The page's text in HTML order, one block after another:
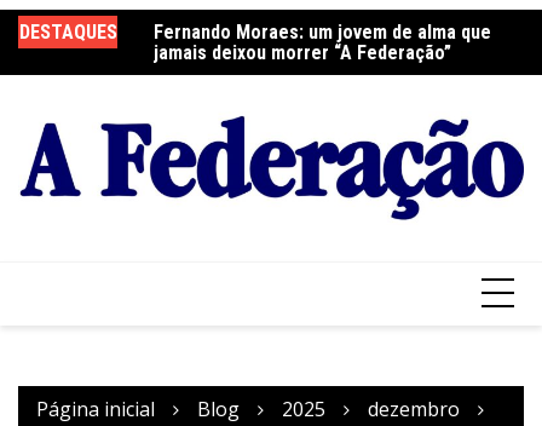
para
o
DESTAQUES
Fernando Moraes: um jovem de alma que
jamais deixou morrer “A Federação”
Curso Oração e Vida na Paróquia São José
Página inicial Blog 2025
dezembro